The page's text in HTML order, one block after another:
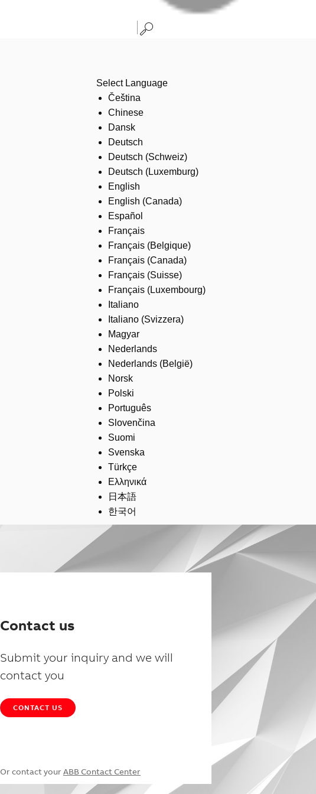
Select Language
Čeština
Chinese
Dansk
Deutsch
Deutsch (Schweiz)
Deutsch (Luxemburg)
English
English (Canada)
Español
Français
Français (Belgique)
Français (Canada)
Français (Suisse)
Français (Luxembourg)
Italiano
Italiano (Svizzera)
Magyar
Nederlands
Nederlands (België)
Norsk
Polski
Português
Slovenčina
Suomi
Svenska
Türkçe
Ελληνικά
日本語
한국어
Contact us
Submit your inquiry and we will
contact you
CONTACT US
Or contact your ABB Contact Center